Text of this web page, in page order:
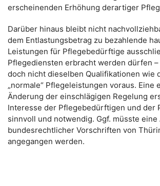
erscheinenden Erhöhung derartiger
Darüber hinaus bleibt nicht
dem Entlastungsbetrag zu bezahlende
Leistungen für Pflegebedürftige
Pflegediensten erbracht werden dürfen
doch nicht dieselben Qualifikationen wie
„normale“ Pflegeleistungen voraus. Eine
Änderung der einschlägigen Regelung
Interesse der Pflegebedürftigen und der
sinnvoll und notwendig. Ggf. müsste eine
bundesrechtlicher Vorschriften von
angegangen werden.